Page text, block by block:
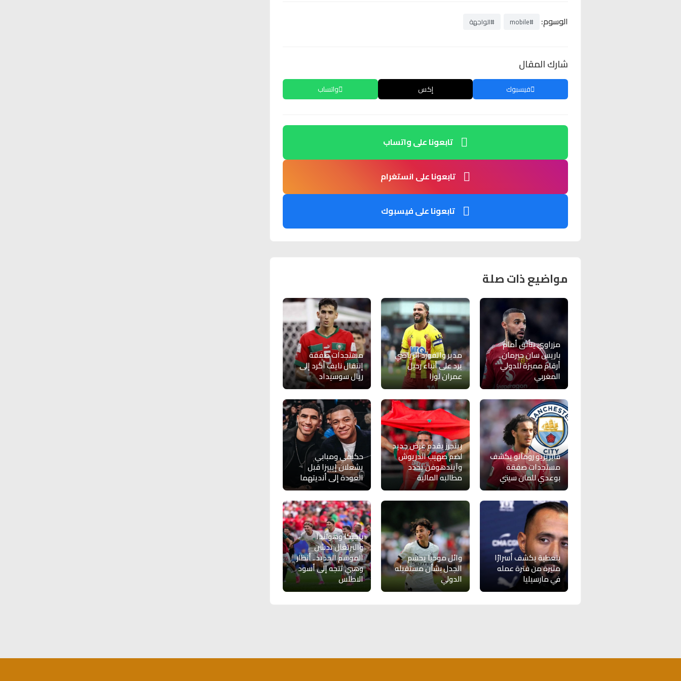
الوسوم: #mobile #الواجهة
شارك المقال
فيسبوك إكس واتساب
تابعونا على واتساب
تابعونا على انستغرام
تابعونا على فيسبوك
مواضيع ذات صلة
مزراوي يتألق أمام
باريس سان جيرمان..
أرقام مميزة للدولي
المغربي
مدير واتفورد الرياضي
يرد على أنباء رحيل
عمران لوزا
مستجدات صفقة
إنتقال نايف أكرد إلى
ريال سوسيداد
فابريزيو رومانو يكشف
مستجدات صفقة
بوعدي للمان سيتي
رينجرز يقدم عرض جديد
لضم صهيب الدريوش
وآيندهوفن يحدد
مطالبه المالية
حكيمي ومبابي
يشعلان إيبيزا قبل
العودة إلى أنديتهما
بنعطية يكشف أسرارًا
مثيرة من فترة عمله
في مارسيليا
وائل موحيا يحسم
الجدل بشأن مستقبله
الدولي
بلجيكا وهولندا
والبرتغال تدشن
الموسم الجديد.. أنظار
وهبي تتجه إلى أسود
الاطلس